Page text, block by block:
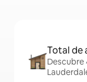
Total de
Descubre